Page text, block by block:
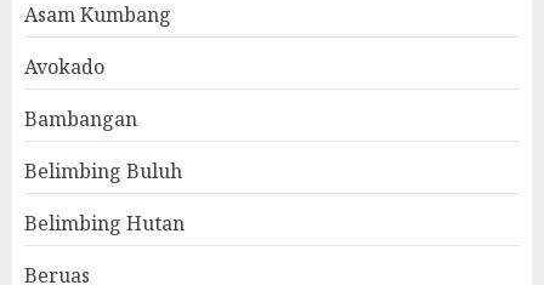
Asam Kumbang
Avokado
Bambangan
Belimbing Buluh
Belimbing Hutan
Beruas